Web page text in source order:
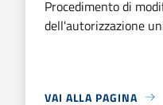
Procedimento di
dell'autorizzazione
VAI ALLA PAGINA